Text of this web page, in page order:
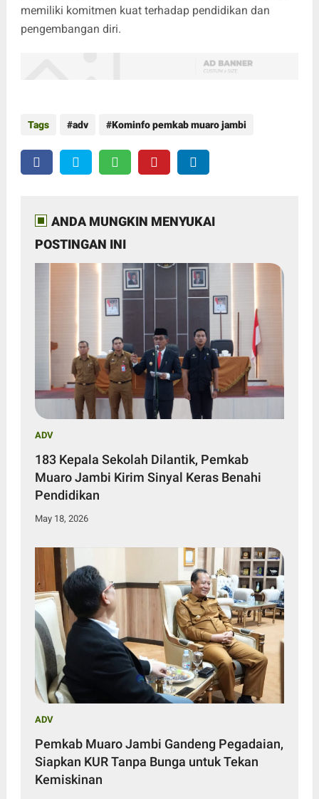
memiliki komitmen kuat terhadap pendidikan dan
pengembangan diri.
Tags adv Kominfo pemkab muaro jambi
ANDA MUNGKIN MENYUKAI
POSTINGAN INI
ADV
183 Kepala Sekolah Dilantik, Pemkab
Muaro Jambi Kirim Sinyal Keras Benahi
Pendidikan
May 18, 2026
ADV
Pemkab Muaro Jambi Gandeng Pegadaian,
Siapkan KUR Tanpa Bunga untuk Tekan
Kemiskinan